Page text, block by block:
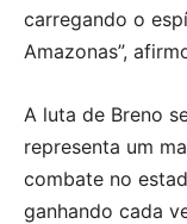
carregando o
Amazonas”,
A luta de Breno
representa um
combate no
ganhando cada